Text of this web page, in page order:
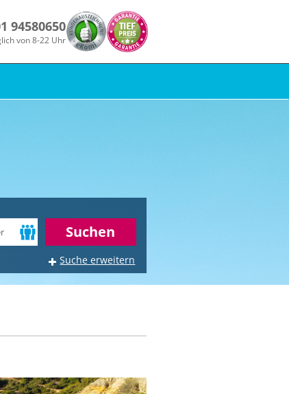
94580650
von 8-22 Uhr
Suchen
Suche erweitern